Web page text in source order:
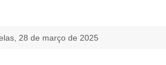
28 de março de 2025